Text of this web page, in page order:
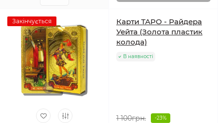
Закінчується
Карти ТАРО - Райдера
Уейта (Золота пластик
колода)
В наявності
1 100грн. -23%